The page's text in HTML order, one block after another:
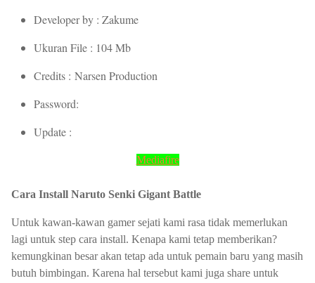
Developer by : Zakume
Ukuran File : 104 Mb
Credits : Narsen Production
Password:
Update :
Mediafire
Cara Install Naruto Senki Gigant Battle
Untuk kawan-kawan gamer sejati kami rasa tidak memerlukan
lagi untuk step cara install. Kenapa kami tetap memberikan?
kemungkinan besar akan tetap ada untuk pemain baru yang masih
butuh bimbingan. Karena hal tersebut kami juga share untuk